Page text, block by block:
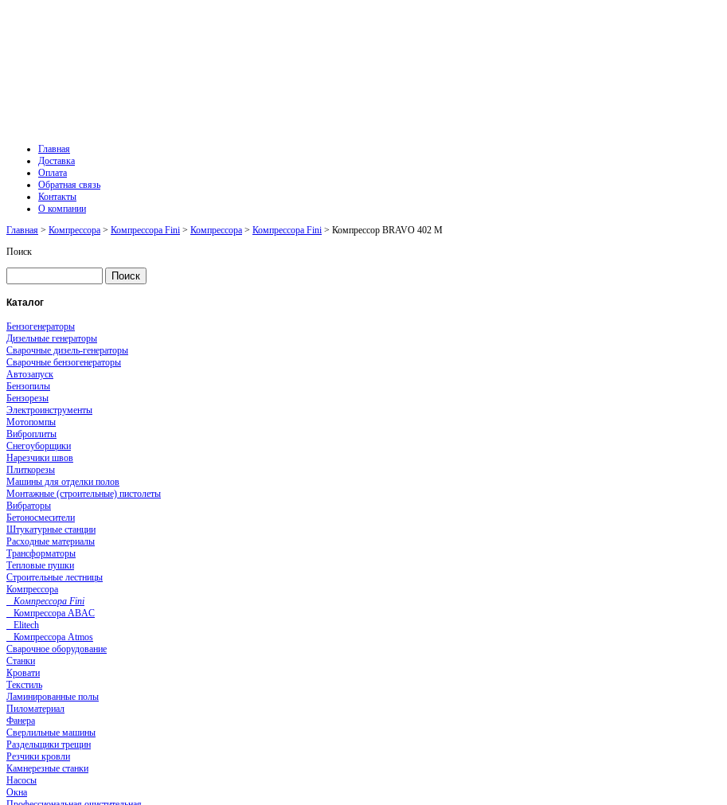
Главная
Доставка
Оплата
Обратная связь
Контакты
О компании
Главная > Компрессора > Компрессора Fini > Компрессора > Компрессора Fini > Компрессор BRAVO 402 M
Поиск
Каталог
Бензогенераторы
Дизельные генераторы
Сварочные дизель-генераторы
Сварочные бензогенераторы
Автозапуск
Бензопилы
Бензорезы
Электроинструменты
Мотопомпы
Виброплиты
Снегоуборщики
Нарезчики швов
Плиткорезы
Машины для отделки полов
Монтажные (строительные) пистолеты
Вибраторы
Бетоносмесители
Штукатурные станции
Расходные материалы
Трансформаторы
Тепловые пушки
Строительные лестницы
Компрессора
Компрессора Fini
Компрессора ABAC
Elitech
Компрессора Atmos
Сварочное оборудование
Станки
Кровати
Текстиль
Ламинированные полы
Пиломатериал
Фанера
Сверлильные машины
Раздельщики трещин
Резчики кровли
Камнерезные станки
Насосы
Окна